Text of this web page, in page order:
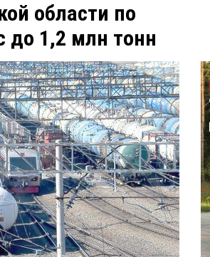
области по
до 1,2 млн тонн